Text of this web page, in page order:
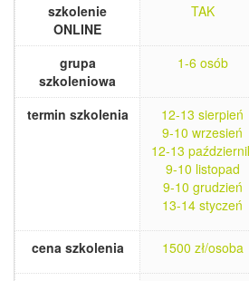
szkolenie
ONLINE
TAK
grupa
szkoleniowa
1-6 osób
termin szkolenia
12-13 sierpień
9-10 wrzesień
12-13
9-10 listopad
9-10 grudzień
13-14 styczeń
cena szkolenia 1500 zł/osoba